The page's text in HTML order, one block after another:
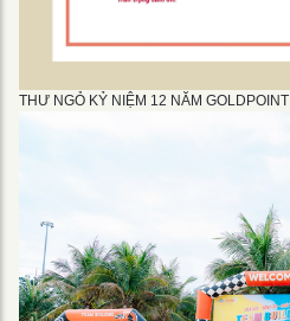
THƯ NGỎ KỶ NIỆM 12 NĂM GOLDPOINT